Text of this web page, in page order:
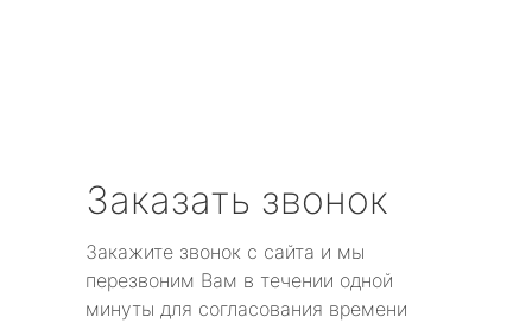
Заказать звонок
Закажите звонок с сайта и мы
перезвоним Вам в течении одной
минуты для согласования времени